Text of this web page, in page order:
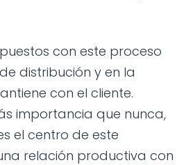
con este proceso
distribución y en la
con el cliente.
importancia que nunca,
el centro de este
relación productiva con